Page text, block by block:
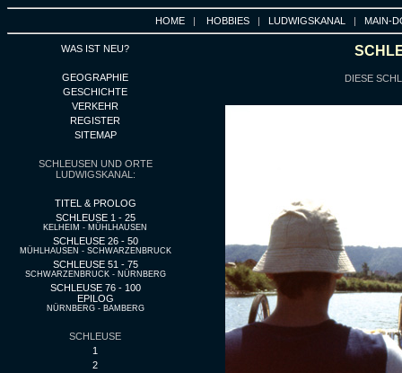
HOME | HOBBIES | LUDWIGSKANAL | MAIN-
WAS IST NEU?
GEOGRAPHIE
GESCHICHTE
VERKEHR
REGISTER
SITEMAP
SCHLEUSEN UND ORTE
LUDWIGSKANAL:
TITEL & PROLOG
SCHLEUSE 1 - 25
KELHEIM - MÜHLHAUSEN
SCHLEUSE 26 - 50
MÜHLHAUSEN - SCHWARZENBRUCK
SCHLEUSE 51 - 75
SCHWARZENBRUCK - NÜRNBERG
SCHLEUSE 76 - 100
EPILOG
NÜRNBERG - BAMBERG
SCHLEUSE
1
2
DIESE